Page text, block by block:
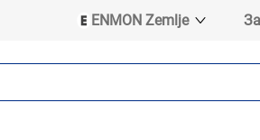
ENMON Zemlje
ENMON BIH
ENMON MKD